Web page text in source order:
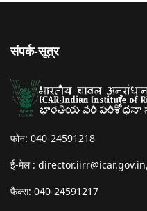
संपर्क-सूत्र
फोन: 040-24591218
ई-मेल : director.iirr@icar.gov.in,
फैक्स: 040-24591217